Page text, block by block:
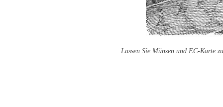
Lassen Sie Münzen und EC-Karte